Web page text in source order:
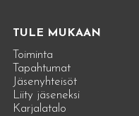
TULE MUKAAN
Toiminta
Tapahtumat
Jäsenyhteisöt
Liity jäseneksi
Karjalatalo